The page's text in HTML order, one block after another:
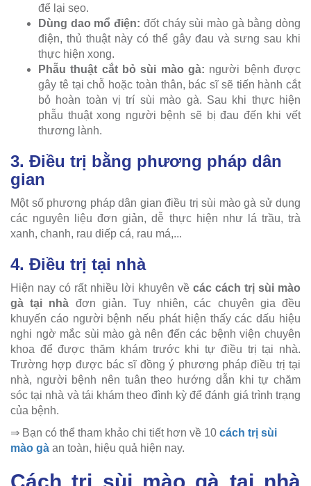
để lại sẹo.
Dùng dao mổ điện: đốt cháy sùi mào gà bằng dòng
điện, thủ thuật này có thể gây đau và sưng sau khi
thực hiện xong.
Phẫu thuật cắt bỏ sùi mào gà: người bệnh được
gây tê tại chỗ hoặc toàn thân, bác sĩ sẽ tiến hành cắt
bỏ hoàn toàn vị trí sùi mào gà. Sau khi thực hiện
phẫu thuật xong người bệnh sẽ bị đau đến khi vết
thương lành.
3. Điều trị bằng phương pháp dân
gian
Một số phương pháp dân gian điều trị sùi mào gà sử dụng
các nguyên liệu đơn giản, dễ thực hiện như lá trầu, trà
xanh, chanh, rau diếp cá, rau má,...
4. Điều trị tại nhà
Hiện nay có rất nhiều lời khuyên về các cách trị sùi mào
gà tại nhà đơn giản. Tuy nhiên, các chuyên gia đều
khuyến cáo người bệnh nếu phát hiện thấy các dấu hiệu
nghi ngờ mắc sùi mào gà nên đến các bệnh viện chuyên
khoa để được thăm khám trước khi tự điều trị tại nhà.
Trường hợp được bác sĩ đồng ý phương pháp điều trị tại
nhà, người bệnh nên tuân theo hướng dẫn khi tự chăm
sóc tại nhà và tái khám theo đình kỳ để đánh giá trình trạng
của bệnh.
⇒ Bạn có thể tham khảo chi tiết hơn về 10 cách trị sùi
mào gà an toàn, hiệu quả hiện nay.
Cách trị sùi mào gà tại nhà